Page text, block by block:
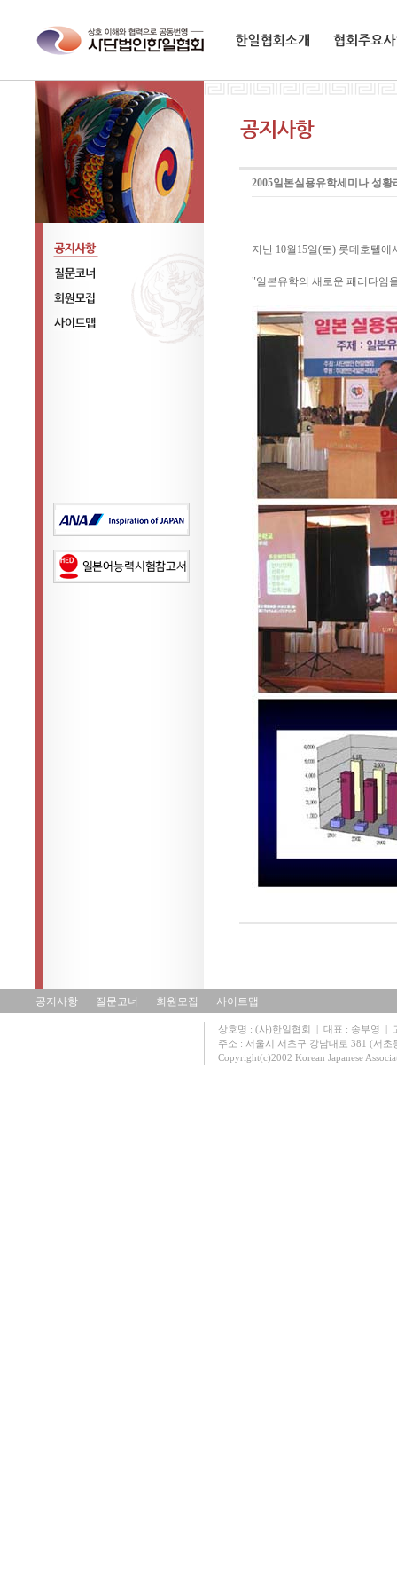
공지사항
질문코너
회원모집
2005일본실용유학세미나 성황
지난 10월15일(토) 롯데호텔
"일본유학의 새로운 패러다임
공지사항 질문코너 회원모집 사이트맵
상호명 : (사)한일협회 | 대표 : 송부영 |
주소 : 서울시 서초구 강남대로 381 (서
Copyright(c)2002 Korean Japanese